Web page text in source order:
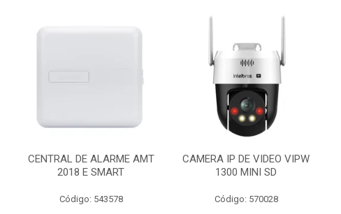
CENTRAL DE ALARME AMT
2018 E SMART
Código: 543578
CAMERA IP DE VIDEO VIPW
1300 MINI SD
Código: 570028